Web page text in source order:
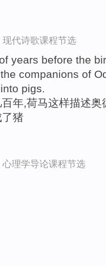
代诗歌课程节选
years before the
companions of
into pigs.
年,荷马这样描述
猪
理学导论课程节选